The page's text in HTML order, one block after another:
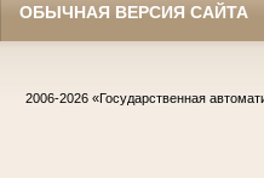
ОБЫЧНАЯ ВЕРСИЯ САЙТА
2006-2026 «Государственная